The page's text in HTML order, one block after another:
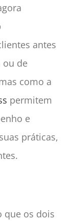
antes
ou de
como a
permitem
e
práticas,
que os dois